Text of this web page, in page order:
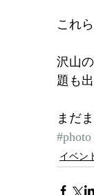
これ
沢山
題も
まだ
#photo
イベン